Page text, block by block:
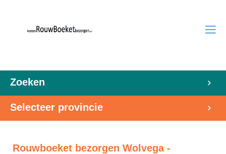
Zoeken
Selecteer provincie
Rouwboeket bezorgen Wolvega -